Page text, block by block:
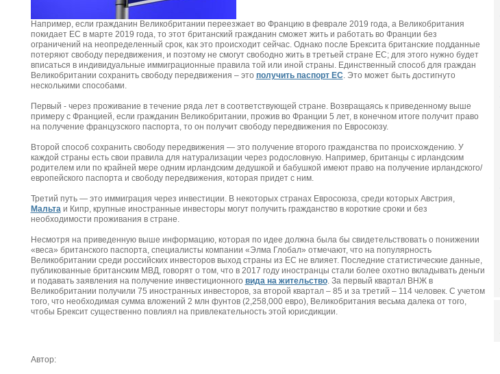
Например, если гражданин Великобритании переезжает во Францию в феврале 2019 года, а Великобритания
покидает ЕС в марте 2019 года, то этот британский гражданин сможет жить и работать во Франции без
ограничений на неопределенный срок, как это происходит сейчас. Однако после Брексита британские подданные
потеряют свободу передвижения, и поэтому не смогут свободно жить в третьей стране ЕС; для этого нужно будет
вписаться в индивидуальные иммиграционные правила той или иной страны. Единственный способ для граждан
Великобритании сохранить свободу передвижения – это получить паспорт ЕС. Это может быть достигнуто
несколькими способами.
Первый - через проживание в течение ряда лет в соответствующей стране. Возвращаясь к приведенному выше
примеру с Францией, если гражданин Великобритании, прожив во Франции 5 лет, в конечном итоге получит право
на получение французского паспорта, то он получит свободу передвижения по Евросоюзу.
Второй способ сохранить свободу передвижения — это получение второго гражданства по происхождению. У
каждой страны есть свои правила для натурализации через родословную. Например, британцы с ирландским
родителем или по крайней мере одним ирландским дедушкой и бабушкой имеют право на получение ирландского/
европейского паспорта и свободу передвижения, которая придет с ним.
Третий путь — это иммиграция через инвестиции. В некоторых странах Евросоюза, среди которых Австрия,
Мальтаи Кипр, крупные иностранные инвесторы могут получить гражданство в короткие сроки и без
необходимости проживания в стране.
Несмотря на приведенную выше информацию, которая по идее должна была бы свидетельствовать о понижении
«веса» британского паспорта, специалисты компании «Элма Глобал» отмечают, что на популярность
Великобритании среди российских инвесторов выход страны из ЕС не влияет. Последние статистические данные,
публикованные британским МВД, говорят о том, что в 2017 году иностранцы стали более охотно вкладывать деньги
и подавать заявления на получение инвестиционного вида на жительство. За первый квартал ВНЖ в
Великобритании получили 75 иностранных инвесторов, за второй квартал – 85 и за третий – 114 человек. С учетом
того, что необходимая сумма вложений 2 млн фунтов (2,258,000 евро), Великобритания весьма далека от того,
чтобы Брексит существенно повлиял на привлекательность этой юрисдикции.
Автор: